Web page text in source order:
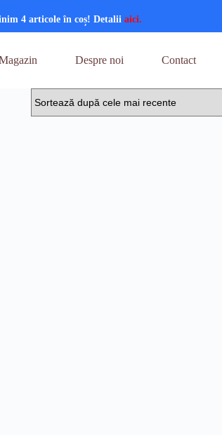
4 articole în coș! Detalii aici.
Despre noi Contact